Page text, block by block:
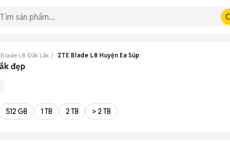
Blade L8 Đắk Lắk ZTE Blade L8 Huyện Ea Súp
đẹp
512 GB 1 TB 2 TB > 2 TB